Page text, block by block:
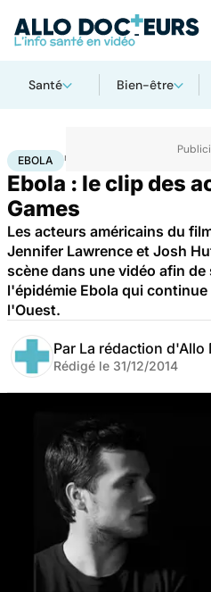
Santé Bien-être
Accueil Santé
EBOLA
Ebola : le clip des
Games
Les acteurs américains du
Jennifer Lawrence et Josh
scène dans une vidéo afin
l'épidémie Ebola qui
l'Ouest.
Par La rédaction d'Allo
Rédigé le 31/12/2014